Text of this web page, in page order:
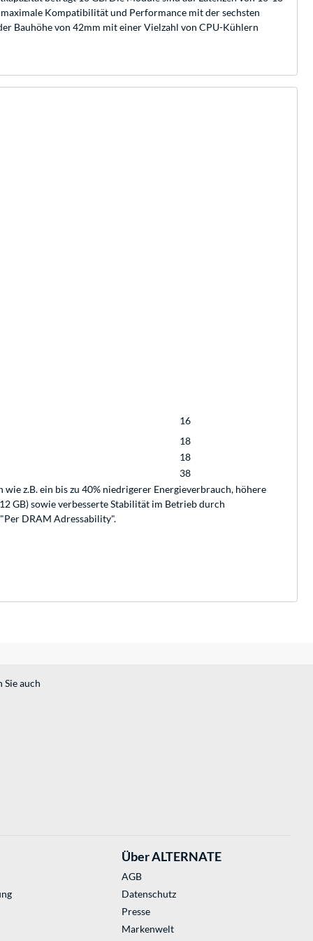
Kompatibilität und Performance mit der sechsten
Bauhöhe von 42mm mit einer Vielzahl von CPU-Kühlern
16
18
18
38
z.B. ein bis zu 40% niedrigerer Energieverbrauch, höhere
GB) sowie verbesserte Stabilität im Betrieb durch
DRAM Adressability".
auch
Über ALTERNATE
AGB
Datenschutz
Presse
Markenwelt